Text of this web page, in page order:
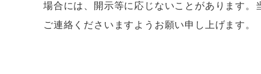
場合には、開示等に応じないことがあります。
ご連絡くださいますようお願い申し上げます。